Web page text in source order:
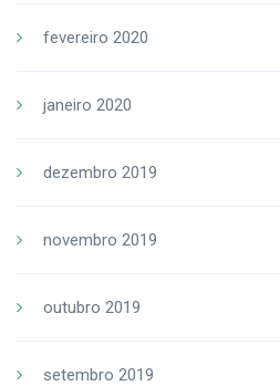
fevereiro 2020
janeiro 2020
dezembro 2019
novembro 2019
outubro 2019
setembro 2019